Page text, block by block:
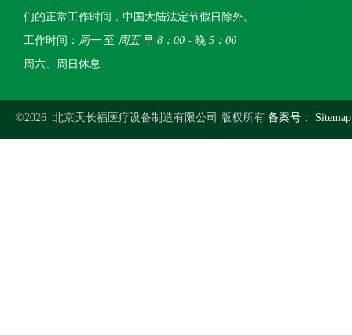
们的正常工作时间，中国大陆法定节假日除外。
工作时间： 周一至 周五早 8：00 - 晚 5：00
周六、周日休息
©2026 北京天长福医疗设备制造有限公司 版权所有 备案号：